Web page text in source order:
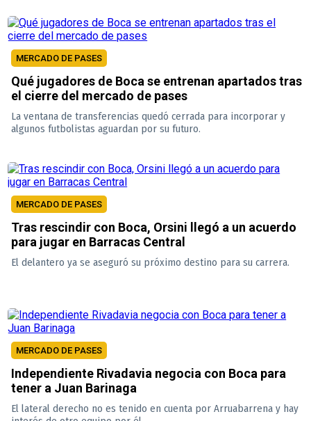
MERCADO DE PASES
Qué jugadores de Boca se entrenan apartados tras
el cierre del mercado de pases
La ventana de transferencias quedó cerrada para incorporar y
algunos futbolistas aguardan por su futuro.
MERCADO DE PASES
Tras rescindir con Boca, Orsini llegó a un acuerdo
para jugar en Barracas Central
El delantero ya se aseguró su próximo destino para su carrera.
MERCADO DE PASES
Independiente Rivadavia negocia con Boca para
tener a Juan Barinaga
El lateral derecho no es tenido en cuenta por Arruabarrena y hay